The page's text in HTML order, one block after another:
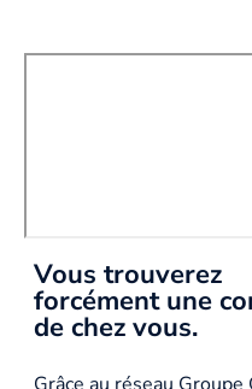
Vous trouverez
forcément une
de chez vous.